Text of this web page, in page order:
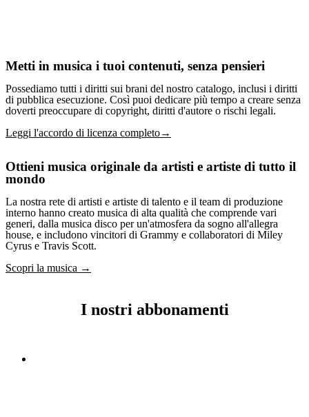
Metti in musica i tuoi contenuti, senza pensieri
Possediamo tutti i diritti sui brani del nostro catalogo, inclusi i diritti
di pubblica esecuzione. Così puoi dedicare più tempo a creare senza
doverti preoccupare di copyright, diritti d'autore o rischi legali.
Leggi l'accordo di licenza completo→
Ottieni musica originale da artisti e artiste di tutto il
mondo
La nostra rete di artisti e artiste di talento e il team di produzione
interno hanno creato musica di alta qualità che comprende vari
generi, dalla musica disco per un'atmosfera da sogno all'allegra
house, e includono vincitori di Grammy e collaboratori di Miley
Cyrus e Travis Scott.
Scopri la musica →
I nostri abbonamenti